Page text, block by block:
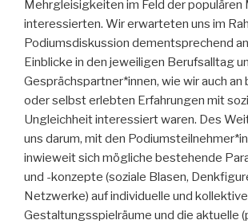
Mehrgleisigkeiten im Feld der populären
interessierten. Wir erwarteten uns im
Podiumsdiskussion dementsprechend
Einblicke in den jeweiligen Berufsalltag
Gesprächspartner*innen, wie wir auch
oder selbst erlebten Erfahrungen mit
Ungleichheit interessiert waren. Des
uns darum, mit den
inwieweit sich mögliche bestehende
und -konzepte (soziale Blasen,
Netzwerke) auf individuelle und kollektive
Gestaltungsspielräume und die aktuelle